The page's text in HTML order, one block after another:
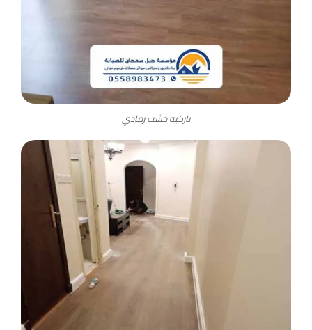
باركيه خشب رمادي